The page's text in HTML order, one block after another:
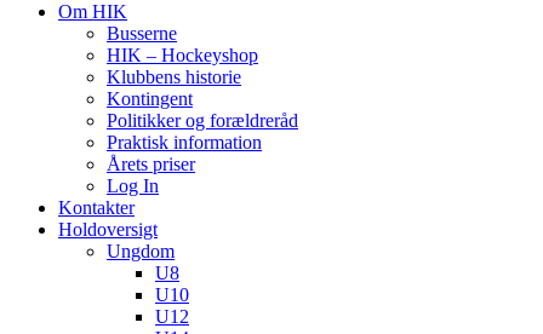
Om HIK
Busserne
HIK – Hockeyshop
Klubbens historie
Kontingent
Politikker og forældreråd
Praktisk information
Årets priser
Log In
Kontakter
Holdoversigt
Ungdom
U8
U10
U12